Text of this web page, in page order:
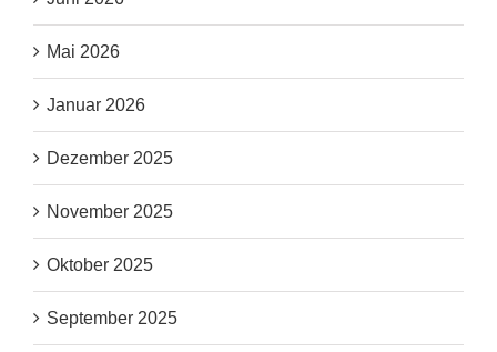
Mai 2026
Januar 2026
Dezember 2025
November 2025
Oktober 2025
September 2025